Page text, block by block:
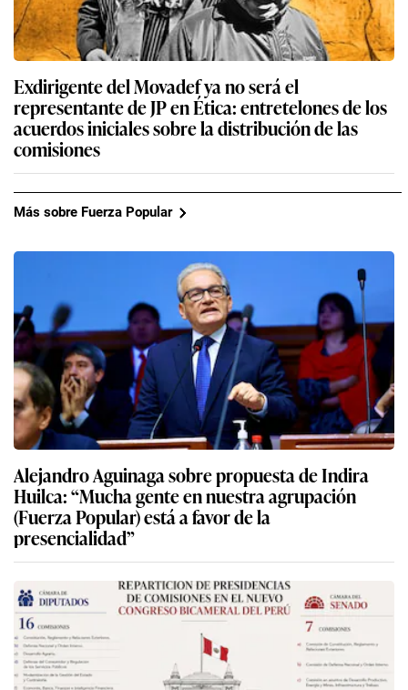
Exdirigente del Movadef ya no será el
representante de JP en Ética: entretelones de los
acuerdos iniciales sobre la distribución de las
comisiones
Más sobre Fuerza Popular
Alejandro Aguinaga sobre propuesta de Indira
Huilca: “Mucha gente en nuestra agrupación
(Fuerza Popular) está a favor de la
presencialidad”